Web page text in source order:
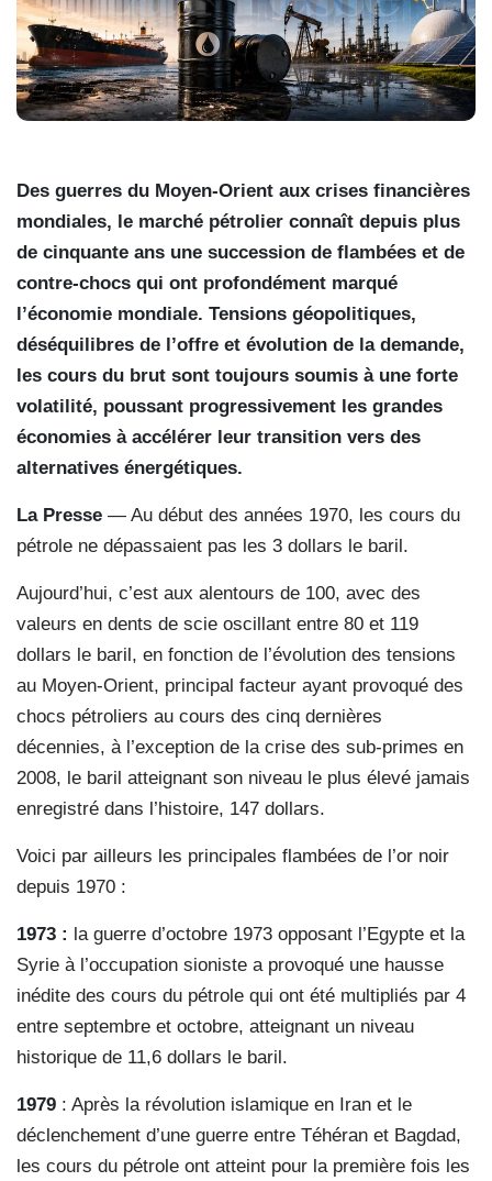
Des guerres du Moyen-Orient aux crises financières
mondiales, le marché pétrolier connaît depuis plus
de cinquante ans une succession de flambées et de
contre-chocs qui ont profondément marqué
l’économie mondiale. Tensions géopolitiques,
déséquilibres de l’offre et évolution de la demande,
les cours du brut sont toujours soumis à une forte
volatilité, poussant progressivement les grandes
économies à accélérer leur transition vers des
alternatives énergétiques.
La Presse — Au début des années 1970, les cours du
pétrole ne dépassaient pas les 3 dollars le baril.
Aujourd’hui, c’est aux alentours de 100, avec des
valeurs en dents de scie oscillant entre 80 et 119
dollars le baril, en fonction de l’évolution des tensions
au Moyen-Orient, principal facteur ayant provoqué des
chocs pétroliers au cours des cinq dernières
décennies, à l’exception de la crise des sub-primes en
2008, le baril atteignant son niveau le plus élevé jamais
enregistré dans l’histoire, 147 dollars.
Voici par ailleurs les principales flambées de l’or noir
depuis 1970 :
1973 : la guerre d’octobre 1973 opposant l’Egypte et la
Syrie à l’occupation sioniste a provoqué une hausse
inédite des cours du pétrole qui ont été multipliés par 4
entre septembre et octobre, atteignant un niveau
historique de 11,6 dollars le baril.
1979 : Après la révolution islamique en Iran et le
déclenchement d’une guerre entre Téhéran et Bagdad,
les cours du pétrole ont atteint pour la première fois les